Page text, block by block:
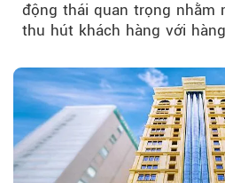
động thái quan trọng nhằm
thu hút khách hàng với